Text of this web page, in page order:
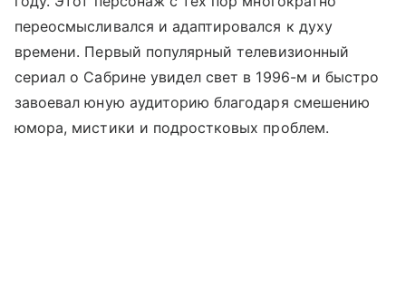
переосмысливался и адаптировался к духу
времени. Первый популярный телевизионный
сериал о Сабрине увидел свет в 1996-м и быстро
завоевал юную аудиторию благодаря смешению
юмора, мистики и подростковых проблем.